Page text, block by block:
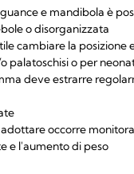
e mandibola è
o disorganizzata
cambiare la
palatoschisi o per
deve estrarre
occorre
e l'aumento di peso